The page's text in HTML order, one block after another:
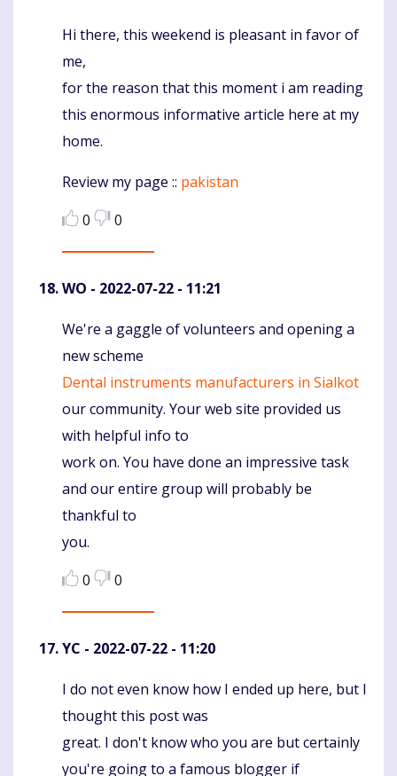
Komentaras
Hi there, this weekend is pleasant in favor of
me,
for the reason that this moment i am reading
this enormous informative article here at my
home.
Review my page :: pakistan
0
0
WO - 2022-07-22 - 11:21
Komentaras
We're a gaggle of volunteers and opening a
new scheme
Dental instruments manufacturers in Sialkot
our community. Your web site provided us
with helpful info to
work on. You have done an impressive task
and our entire group will probably be
thankful to
you.
0
0
YC - 2022-07-22 - 11:20
Komentaras
I do not even know how I ended up here, but I
thought this post was
great. I don't know who you are but certainly
you're going to a famous blogger if